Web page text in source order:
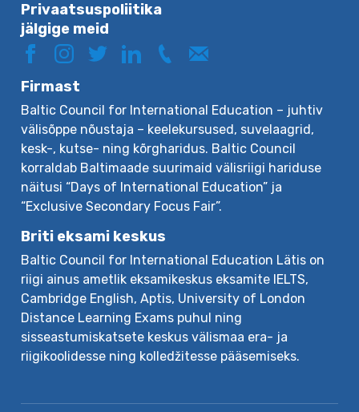
Privaatsuspoliitika
jälgige meid
Firmast
Baltic Council for International Education – juhtiv
välisõppe nõustaja – keelekursused, suvelaagrid,
kesk-, kutse- ning kõrgharidus. Baltic Council
korraldab Baltimaade suurimaid välisriigi hariduse
näitusi “Days of International Education” ja
“Exclusive Secondary Focus Fair”.
Briti eksami keskus
Baltic Council for International Education Lätis on
riigi ainus ametlik eksamikeskus eksamite IELTS,
Cambridge English, Aptis, University of London
Distance Learning Exams puhul ning
sisseastumiskatsete keskus välismaa era- ja
riigikoolidesse ning kolledžitesse pääsemiseks.